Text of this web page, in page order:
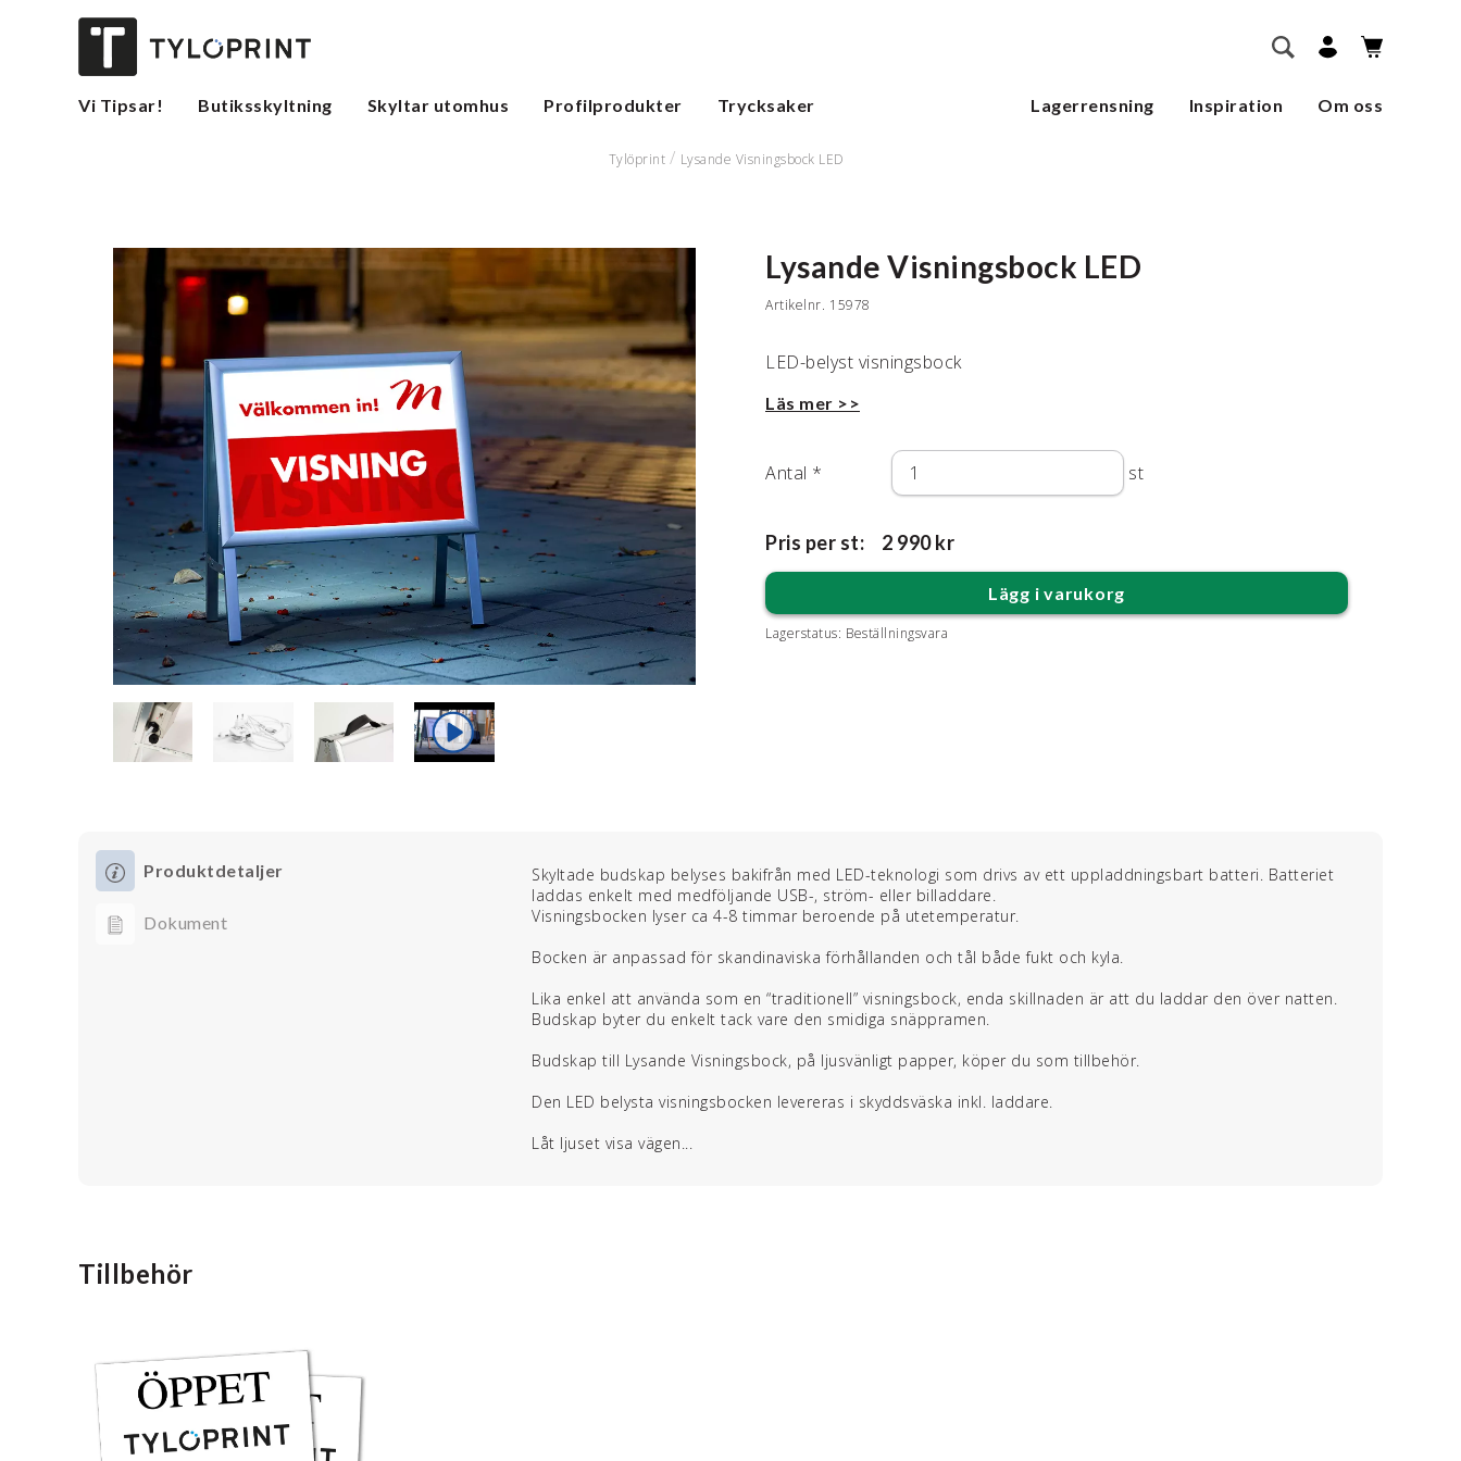
        SÖK
Vi Tipsar! Butiksskyltning Skyltar utomhus Profilprodukter Trycksaker Lagerrensning Inspiration Om oss
Tylöprint Lysande Visningsbock LED
Lysande Visningsbock LED
Artikelnr. 15978
LED-belyst visningsbock
Läs mer >>
Antal * st
Pris per st: 2 990 kr
Lägg i varukorg
Lagerstatus: Beställningsvara
Produktdetaljer
Dokument
Skyltade budskap belyses bakifrån med LED-teknologi som drivs av ett uppladdningsbart batteri. Batteriet
laddas enkelt med medföljande USB-, ström- eller billaddare.
Visningsbocken lyser ca 4-8 timmar beroende på utetemperatur.
Bocken är anpassad för skandinaviska förhållanden och tål både fukt och kyla.
Lika enkel att använda som en “traditionell” visningsbock, enda skillnaden är att du laddar den över natten.
Budskap byter du enkelt tack vare den smidiga snäppramen.
Budskap till Lysande Visningsbock, på ljusvänligt papper, köper du som tillbehör.
Den LED belysta visningsbocken levereras i skyddsväska inkl. laddare.
Låt ljuset visa vägen...
Tillbehör